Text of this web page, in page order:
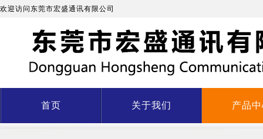
欢迎访问东莞市宏盛通讯有限公司
首页 关于我们 产品